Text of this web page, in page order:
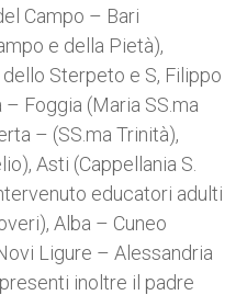
Campo – Bari
e della Pietà),
Sterpeto e S, Filippo
Foggia (Maria SS.ma
– (SS.ma Trinità),
Asti (Cappellania S.
educatori adulti
Alba – Cuneo
Ligure – Alessandria
inoltre il padre